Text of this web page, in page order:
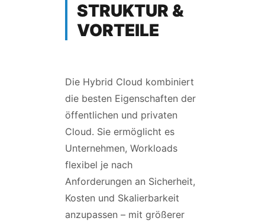
STRUKTUR &
VORTEILE
Die Hybrid Cloud kombiniert
die besten Eigenschaften der
öffentlichen und privaten
Cloud. Sie ermöglicht es
Unternehmen, Workloads
flexibel je nach
Anforderungen an Sicherheit,
Kosten und Skalierbarkeit
anzupassen – mit größerer